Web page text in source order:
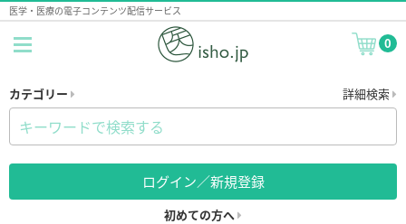
医学・医療の電子コンテンツ配信サービス
0
カテゴリー 詳細検索
ログイン／新規登録
初めての方へ